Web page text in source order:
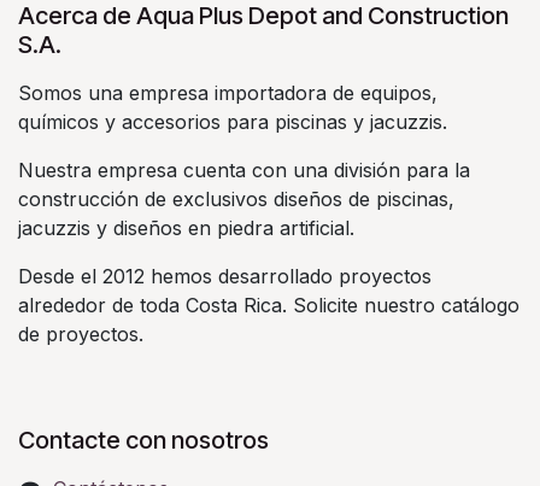
Acerca de Aqua Plus Depot and Construction
S.A.
Somos una empresa importadora de equipos,
químicos y accesorios para piscinas y jacuzzis.
Nuestra empresa cuenta con una división para la
construcción de exclusivos diseños de piscinas,
jacuzzis y diseños en piedra artificial.
Desde el 2012 hemos desarrollado proyectos
alrededor de toda Costa Rica. Solicite nuestro catálogo
de proyectos.
Contacte con nosotros